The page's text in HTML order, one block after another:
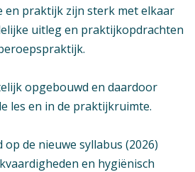
en praktijk zijn sterk met elkaar
uitleg en praktijkopdrachten
opgebouwd en daardoor
les en in de praktijkruimte.
de nieuwe syllabus (2026)
en hygiënisch